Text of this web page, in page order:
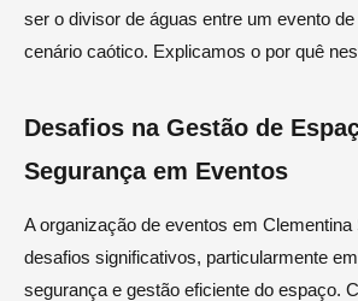
ser o divisor de águas entre um evento
cenário caótico. Explicamos o por quê
Desafios na Gestão de
Segurança em Eventos
A organização de eventos em Clementina
desafios significativos, particularmente
segurança e gestão eficiente do espaço.